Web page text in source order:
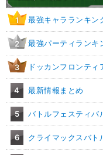
ラディッツ
2.0 /10点
【
ラディッツ
2.0 / 10 点
【
【
1 最強キャラランキン
2 最強パーティランキ
3 ドッカンフロンティ
4 最新情報まとめ
5 バトルフェスティバ
6 クライマックスバト